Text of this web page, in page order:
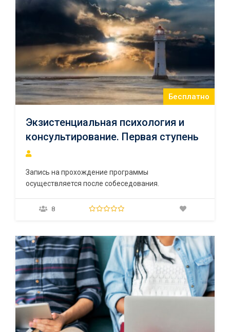
Бесплатно
Экзистенциальная психология и
консультирование. Первая ступень
Запись на прохождение программы
осуществляется после собеседования.
8